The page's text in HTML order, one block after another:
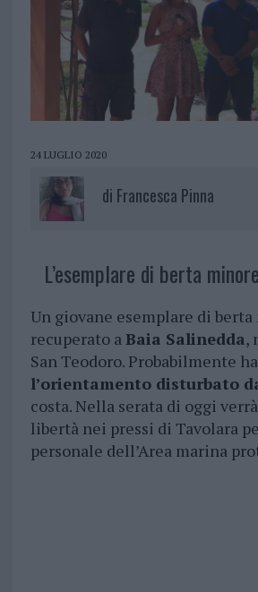
24 LUGLIO 2020
di Francesca Pinna
L’esemplare di berta
Un giovane esemplare di
recuperato aBaia Salinedda,
San Teodoro. Probabilmente ha
l’orientamento disturbato
costa. Nella serata di oggi
libertà nei pressi di Tavolara
personale dell’Area marina